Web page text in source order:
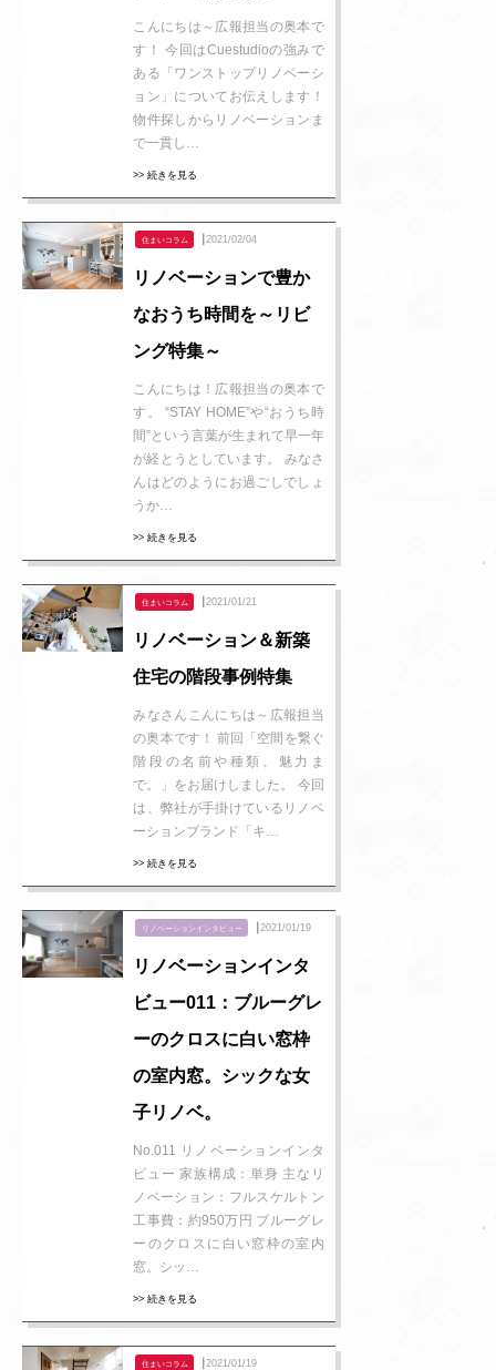
こんにちは～広報担当の奥本で
す！ 今回はCuestudioの強みで
ある「ワンストップリノベーシ
ョン」についてお伝えします！
物件探しからリノベーションま
で一貫し…
>> 続きを見る
住まいコラム ┃2021/02/04
リノベーションで豊か
なおうち時間を～リビ
ング特集～
こんにちは！広報担当の奥本で
す。 “STAY HOME”や“おうち時
間”という言葉が生まれて早一年
が経とうとしています。 みなさ
んはどのようにお過ごしでしょ
うか…
>> 続きを見る
住まいコラム ┃2021/01/21
リノベーション＆新築
住宅の階段事例特集
みなさんこんにちは～広報担当
の奥本です！ 前回「空間を繋ぐ
階段の名前や種類、魅力ま
で。」をお届けしました。 今回
は、弊社が手掛けているリノベ
ーションブランド「キ…
>> 続きを見る
リノベーションインタビュー ┃2021/01/19
リノベーションインタ
ビュー011：ブルーグレ
ーのクロスに白い窓枠
の室内窓。シックな女
子リノベ。
No.011 リノベーションインタ
ビュー 家族構成：単身 主なリ
ノベーション：フルスケルトン
工事費：約950万円 ブルーグレ
ーのクロスに白い窓枠の室内
窓。シッ…
>> 続きを見る
住まいコラム ┃2021/01/19